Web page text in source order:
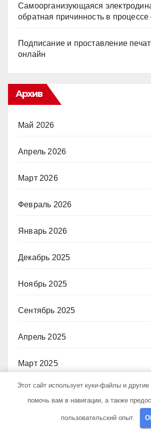
Самоорганизующаяся
обратная причинность в процессе
Подписание и проставление
онлайн
Архив
Май 2026
Апрель 2026
Март 2026
Февраль 2026
Январь 2026
Декабрь 2025
Ноябрь 2025
Сентябрь 2025
Апрель 2025
Март 2025
Январь 2025
Декабрь 2024
Этот сайт использует куки-файлы и
помочь вам в навигации, а также
пользовательский опыт.